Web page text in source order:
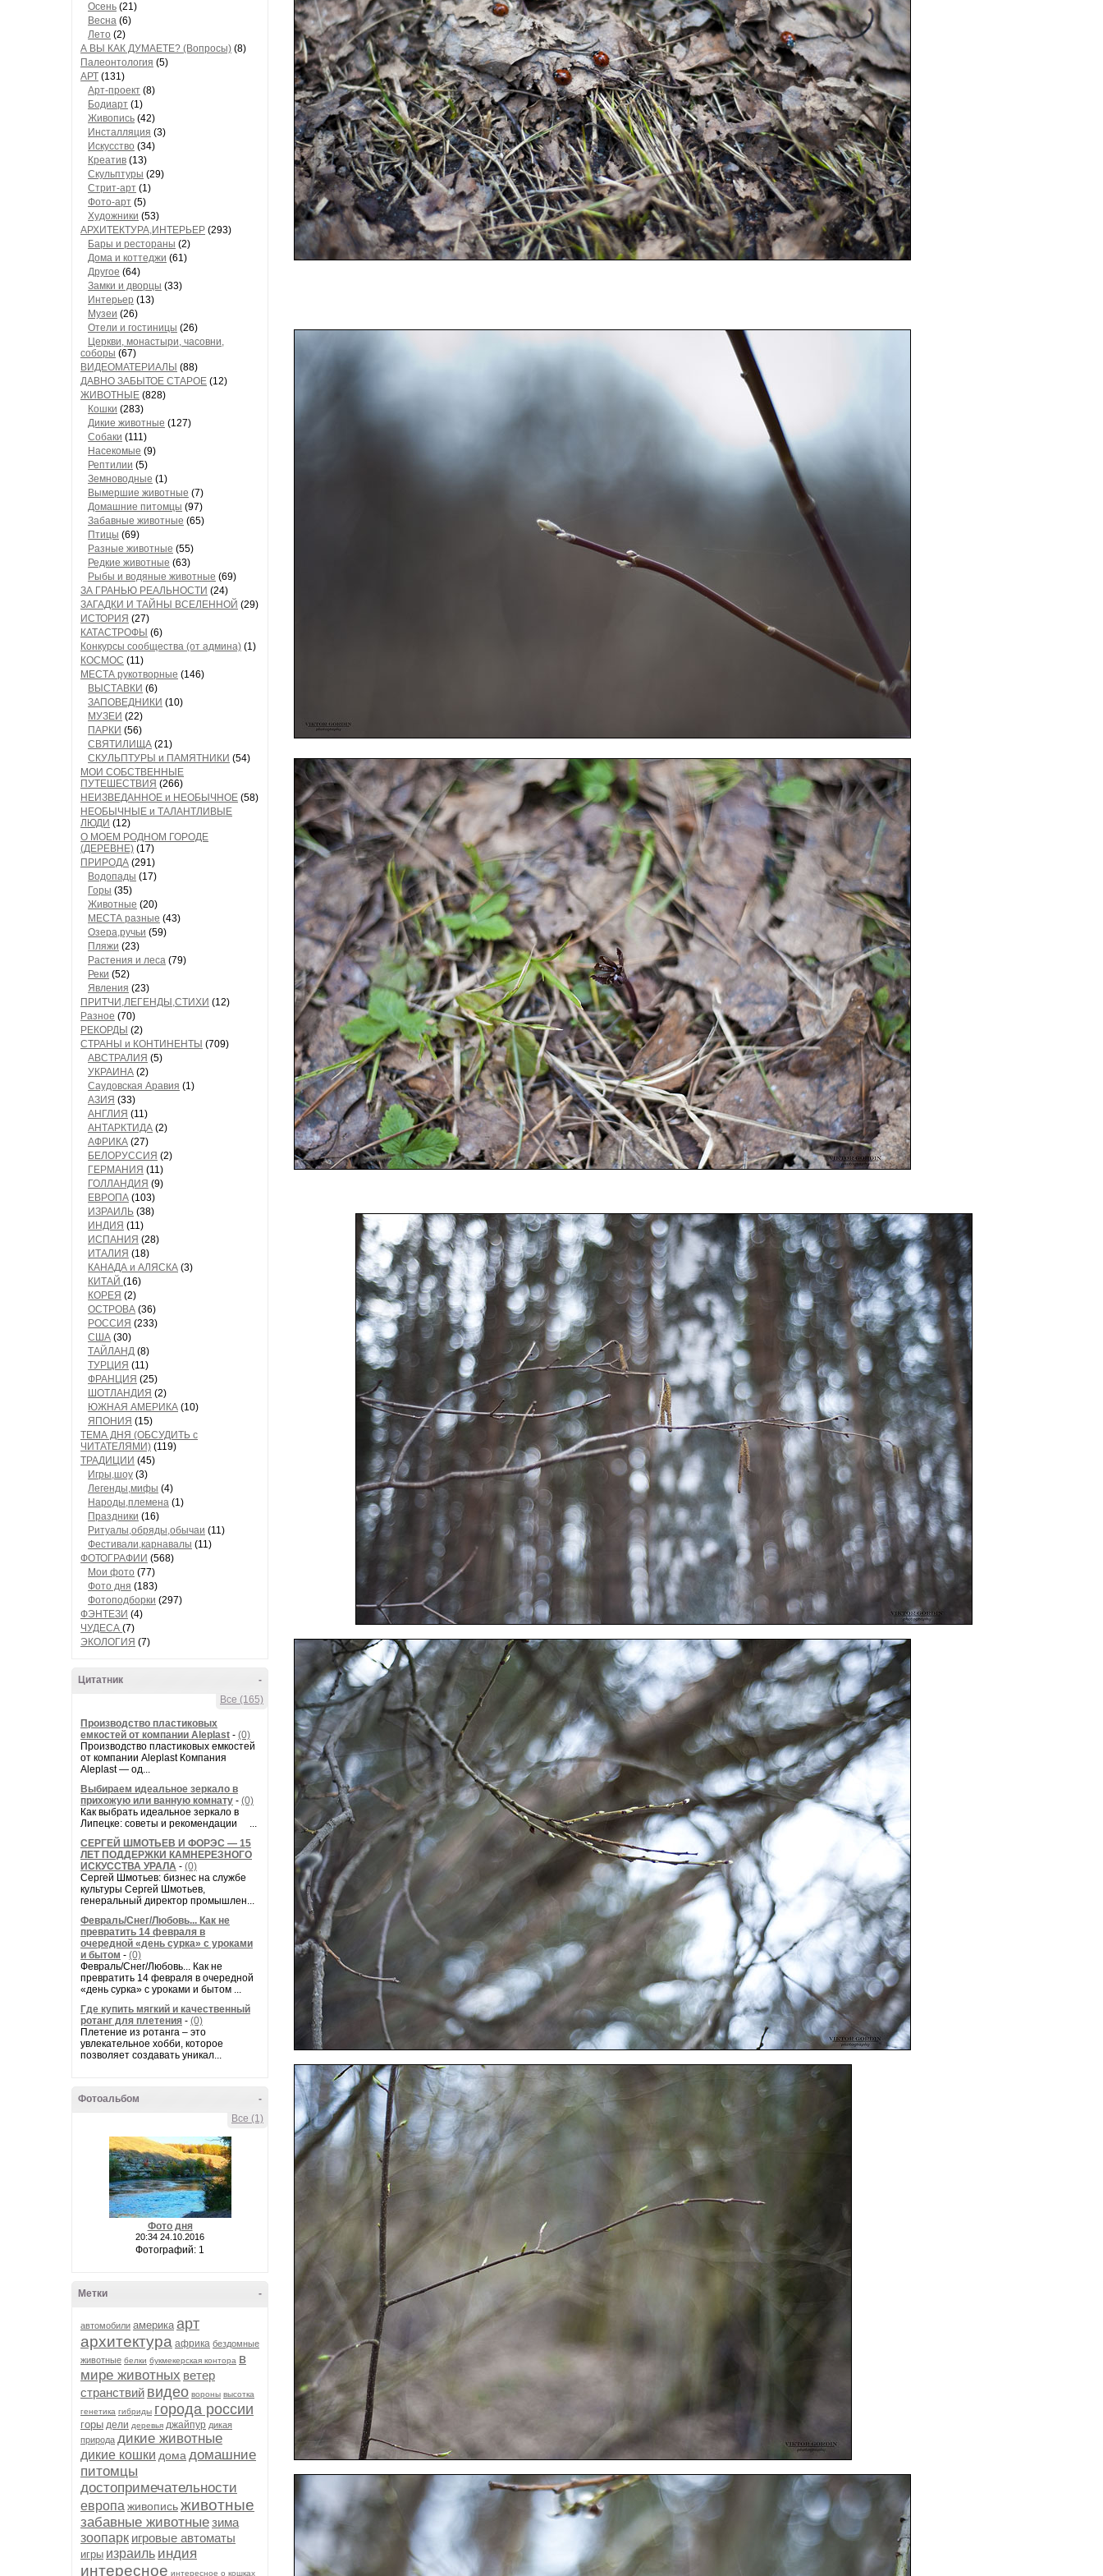
Осень (21)
Весна (6)
Лето (2)
А ВЫ КАК ДУМАЕТЕ? (Вопросы) (8)
Палеонтология (5)
АРТ (131)
Арт-проект (8)
Бодиарт (1)
Живопись (42)
Инсталляция (3)
Искусство (34)
Креатив (13)
Скульптуры (29)
Стрит-арт (1)
Фото-арт (5)
Художники (53)
АРХИТЕКТУРА,ИНТЕРЬЕР (293)
Бары и рестораны (2)
Дома и коттеджи (61)
Другое (64)
Замки и дворцы (33)
Интерьер (13)
Музеи (26)
Отели и гостиницы (26)
Церкви, монастыри, часовни,
соборы (67)
ВИДЕОМАТЕРИАЛЫ (88)
ДАВНО ЗАБЫТОЕ СТАРОЕ (12)
ЖИВОТНЫЕ (828)
Кошки (283)
Дикие животные (127)
Собаки (111)
Насекомые (9)
Рептилии (5)
Земноводные (1)
Вымершие животные (7)
Домашние питомцы (97)
Забавные животные (65)
Птицы (69)
Разные животные (55)
Редкие животные (63)
Рыбы и водяные животные (69)
ЗА ГРАНЬЮ РЕАЛЬНОСТИ (24)
ЗАГАДКИ И ТАЙНЫ ВСЕЛЕННОЙ (29)
ИСТОРИЯ (27)
КАТАСТРОФЫ (6)
Конкурсы сообщества (от админа) (1)
КОСМОС (11)
МЕСТА рукотворные (146)
ВЫСТАВКИ (6)
ЗАПОВЕДНИКИ (10)
МУЗЕИ (22)
ПАРКИ (56)
СВЯТИЛИЩА (21)
СКУЛЬПТУРЫ и ПАМЯТНИКИ (54)
МОИ СОБСТВЕННЫЕ
ПУТЕШЕСТВИЯ (266)
НЕИЗВЕДАННОЕ и НЕОБЫЧНОЕ (58)
НЕОБЫЧНЫЕ и ТАЛАНТЛИВЫЕ
ЛЮДИ (12)
О МОЕМ РОДНОМ ГОРОДЕ
(ДЕРЕВНЕ) (17)
ПРИРОДА (291)
Водопады (17)
Горы (35)
Животные (20)
МЕСТА разные (43)
Озера,ручьи (59)
Пляжи (23)
Растения и леса (79)
Реки (52)
Явления (23)
ПРИТЧИ,ЛЕГЕНДЫ,СТИХИ (12)
Разное (70)
РЕКОРДЫ (2)
СТРАНЫ и КОНТИНЕНТЫ (709)
АВСТРАЛИЯ (5)
УКРАИНА (2)
Саудовская Аравия (1)
АЗИЯ (33)
АНГЛИЯ (11)
АНТАРКТИДА (2)
АФРИКА (27)
БЕЛОРУССИЯ (2)
ГЕРМАНИЯ (11)
ГОЛЛАНДИЯ (9)
ЕВРОПА (103)
ИЗРАИЛЬ (38)
ИНДИЯ (11)
ИСПАНИЯ (28)
ИТАЛИЯ (18)
КАНАДА и АЛЯСКА (3)
КИТАЙ (16)
КОРЕЯ (2)
ОСТРОВА (36)
РОССИЯ (233)
США (30)
ТАЙЛАНД (8)
ТУРЦИЯ (11)
ФРАНЦИЯ (25)
ШОТЛАНДИЯ (2)
ЮЖНАЯ АМЕРИКА (10)
ЯПОНИЯ (15)
ТЕМА ДНЯ (ОБСУДИТЬ с
ЧИТАТЕЛЯМИ) (119)
ТРАДИЦИИ (45)
Игры,шоу (3)
Легенды,мифы (4)
Народы,племена (1)
Праздники (16)
Ритуалы,обряды,обычаи (11)
Фестивали,карнавалы (11)
ФОТОГРАФИИ (568)
Мои фото (77)
Фото дня (183)
Фотоподборки (297)
ФЭНТЕЗИ (4)
ЧУДЕСА (7)
ЭКОЛОГИЯ (7)
-
Цитатник
Все (165)
Производство пластиковых
емкостей от компании Aleplast - (0)
Производство пластиковых емкостей
от компании Aleplast Компания
Aleplast — од...
Выбираем идеальное зеркало в
прихожую или ванную комнату - (0)
Как выбрать идеальное зеркало в
Липецке: советы и рекомендации ...
СЕРГЕЙ ШМОТЬЕВ И ФОРЭС — 15
ЛЕТ ПОДДЕРЖКИ КАМНЕРЕЗНОГО
ИСКУССТВА УРАЛА - (0)
Сергей Шмотьев: бизнес на службе
культуры Сергей Шмотьев,
генеральный директор промышлен...
Февраль/Снег/Любовь... Как не
превратить 14 февраля в
очередной «день сурка» с уроками
и бытом - (0)
Февраль/Снег/Любовь... Как не
превратить 14 февраля в очередной
«день сурка» с уроками и бытом ...
Где купить мягкий и качественный
ротанг для плетения - (0)
Плетение из ротанга – это
увлекательное хобби, которое
позволяет создавать уникал...
-
Фотоальбом
Все (1)
Фото дня
20:34 24.10.2016
Фотографий: 1
-
Метки
автомобили америка арт
архитектура африка бездомные
животные белки букмекерская контора в
мире животных ветер
странствий видео вороны высотка
генетика гибриды города россии
горы дели деревья джайпур дикая
природа дикие животные
дикие кошки дома домашние
питомцы
достопримечательности
европа живописьживотные
забавные животныезима
зоопарк игровые автоматы
игры израиль индия
интересное интересное о кошках